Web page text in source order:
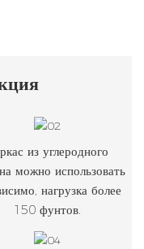
из углеродного
можно использовать
нагрузка более
150 фунтов.